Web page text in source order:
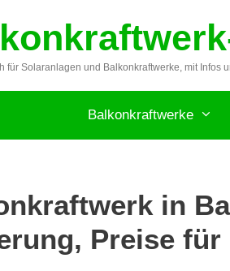
für Solaranlagen und Balkonkraftwerke, mit Infos
Balkonkraftwerke
in
Preise für